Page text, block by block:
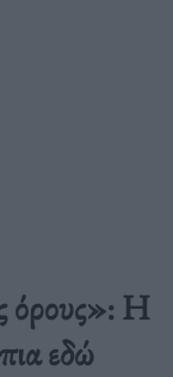
όρους»: Η
εδώ